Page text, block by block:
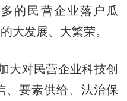
的民营企业落户瓜
大发展、大繁荣。
对民营企业科技创
、要素供给、法治保